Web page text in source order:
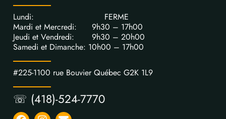
Lundi: FERME
Mardi et Mercredi: 9h30 – 17h00
Jeudi et Vendredi: 9h30 – 20h00
Samedi et Dimanche: 10h00 – 17h00
#225-1100 rue Bouvier Québec G2K 1L9
☏ (418)-524-7770